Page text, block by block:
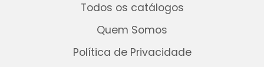
Todos os catálogos
Quem Somos
Política de Privacidade